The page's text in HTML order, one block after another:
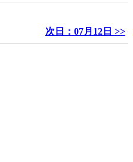
次日：07月12日 >>